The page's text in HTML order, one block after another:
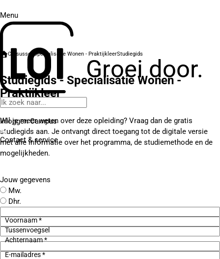
Menu
Groei door.
Inloggen Campus
Contact& service
Cursussen Specialisatie Wonen - PraktijkleerStudiegids
Studiegids - Specialisatie Wonen -
Praktijkleer
Wil je meer weten over deze opleiding? Vraag dan de gratis
studiegids aan. Je ontvangt direct toegang tot de digitale versie
met alle informatie over het programma, de studiemethode en de
mogelijkheden.
Jouw gegevens
Mw.
Dhr.
Voornaam *
Tussenvoegsel
Achternaam *
E-mailadres *